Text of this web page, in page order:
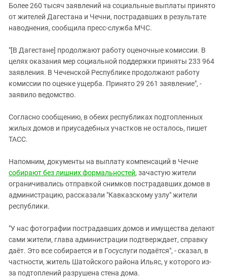
Более 260 тысяч заявлений на социальные выплаты принято
от жителей Дагестана и Чечни, пострадавших в результате
наводнения, сообщила пресс-служба МЧС.
"[В Дагестане] продолжают работу оценочные комиссии. В
целях оказания мер социальной поддержки приняты 233 964
заявления. В Чеченской Республике продолжают работу
комиссии по оценке ущерба. Принято 29 261 заявление", -
заявило ведомство.
Согласно сообщению, в обеих республиках подтопленных
жилых домов и приусадебных участков не осталось, пишет
ТАСС.
Напомним, документы на выплату компенсаций в Чечне
собирают без лишних формальностей, зачастую жители
ограничивались отправкой снимков пострадавших домов в
администрацию, рассказали "Кавказскому узлу" жители
республики.
"У нас фотографии пострадавших домов и имущества делают
сами жители, глава администрации подтверждает, справку
даёт. Это все собирается и в Госуслуги подаётся", - сказал, в
частности, житель Шатойского района Ильяс, у которого из-
за подтоплений разрушена стена дома.